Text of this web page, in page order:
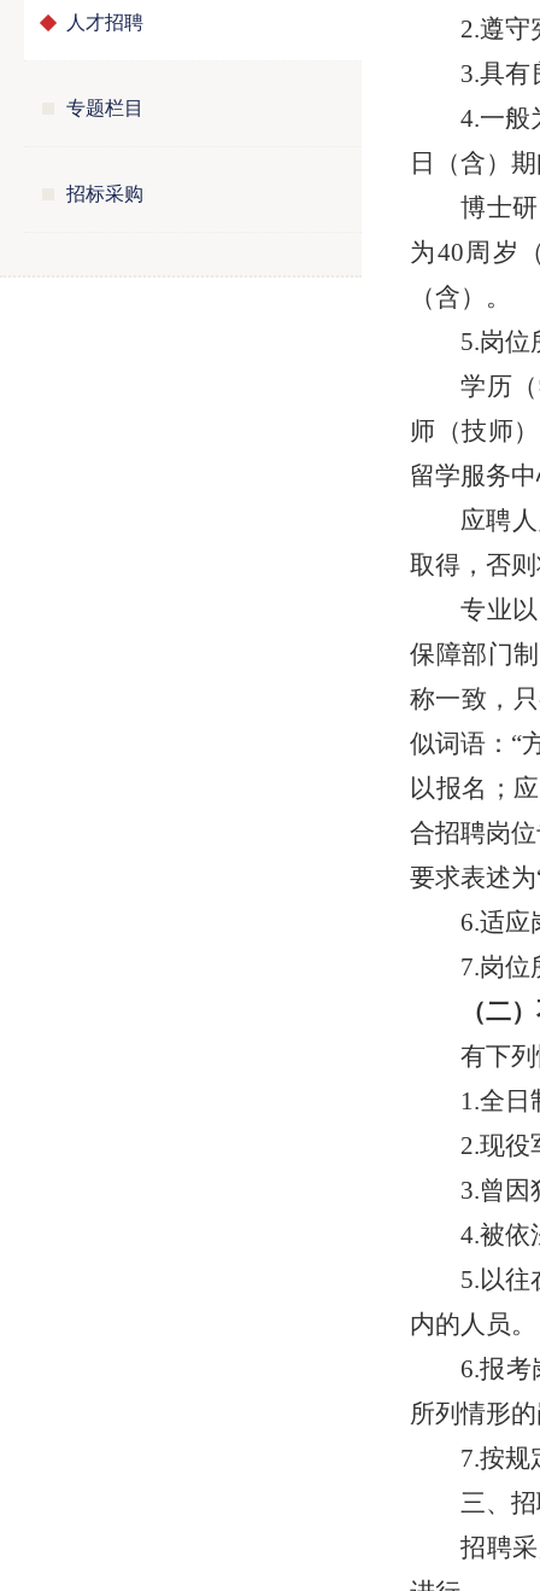
人才招聘
专题栏目
招标采购
2.遵守
3.具有
4.一般
日（含）
博士
为40周岁
（含）。
5.岗位
学历
师（技师
留学服务
应聘
取得 ， 否则
专业以
保障部门
称一致，
似词语：“
以报名；
合招聘岗
要求表述
6.适应
7.岗位
（二
有下
1.全日
2.现役
3.曾因
4.被依
5.以往
内的人员。
6.报考
所列情形
7.按规
三、
招聘